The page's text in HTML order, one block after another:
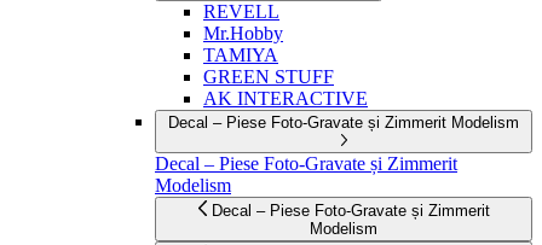
REVELL
Mr.Hobby
TAMIYA
GREEN STUFF
AK INTERACTIVE
Decal – Piese Foto-Gravate și Zimmerit Modelism
Decal – Piese Foto-Gravate și Zimmerit
Modelism
Decal – Piese Foto-Gravate și Zimmerit
Modelism